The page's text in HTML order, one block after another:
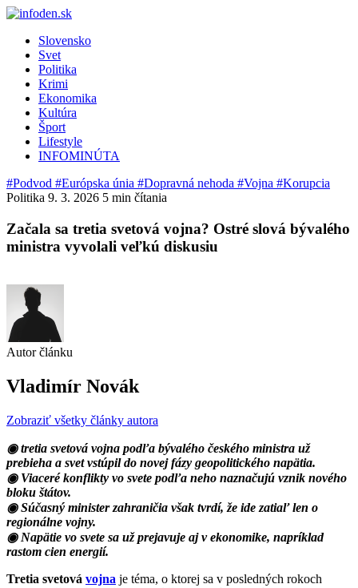
Slovensko
Svet
Politika
Krimi
Ekonomika
Kultúra
Šport
Lifestyle
INFOMINÚTA
#Podvod #Európska únia #Dopravná nehoda #Vojna #Korupcia
Politika 9. 3. 2026 5 min čítania
Začala sa tretia svetová vojna? Ostré slová bývalého
ministra vyvolali veľkú diskusiu
Autor článku
Vladimír Novák
Zobraziť všetky články autora
◉ tretia svetová vojna podľa bývalého českého ministra už
prebieha a svet vstúpil do novej fázy geopolitického napätia.
◉ Viaceré konflikty vo svete podľa neho naznačujú vznik nového
bloku štátov.
◉ Súčasný minister zahraničia však tvrdí, že ide zatiaľ len o
regionálne vojny.
◉ Napätie vo svete sa už prejavuje aj v ekonomike, napríklad
rastom cien energií.
Tretia svetová vojna je téma, o ktorej sa v posledných rokoch